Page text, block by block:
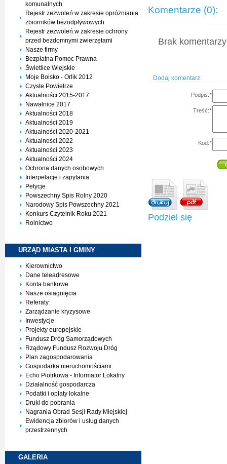
komunalnych
Rejestr zezwoleń w zakresie opróżniania
zbiorników bezodpływowych
Rejestr zezwoleń w zakresie ochrony
przed bezdomnymi zwierzętami
Nasze firmy
Bezpłatna Pomoc Prawna
Świetlice Wiejskie
Moje Boisko - Orlik 2012
Czyste Powietrze
Aktualności 2015-2017
Nawałnice 2017
Aktualności 2018
Aktualności 2019
Aktualności 2020-2021
Aktualności 2022
Aktualności 2023
Aktualności 2024
Ochrona danych osobowych
Interpelacje i zapytania
Petycje
Powszechny Spis Rolny 2020
Narodowy Spis Powszechny 2021
Konkurs Czytelnik Roku 2021
Rolnictwo
URZĄD MIASTA I GMINY
Kierownictwo
Dane teleadresowe
Konta bankowe
Nasze osiagnięcia
Referaty
Zarządzanie kryzysowe
Inwestycje
Projekty europejskie
Fundusz Dróg Samorządowych
Rządowy Fundusz Rozwoju Dróg
Plan zagospodarowania
Gospodarka nieruchomościami
Echo Piotrkowa - Informator Lokalny
Działalność gospodarcza
Podatki i opłaty lokalne
Druki do pobrania
Nagrania Obrad Sesji Rady Miejskiej
Ewidencja zbiorów i usług danych
przestrzennych
GALERIA
Komentarze (0):
Brak
Dodaj komentarz:
Podpis:*
Treść:*
Kod:*
Podziel się